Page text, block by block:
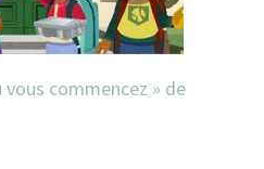
commencez » de